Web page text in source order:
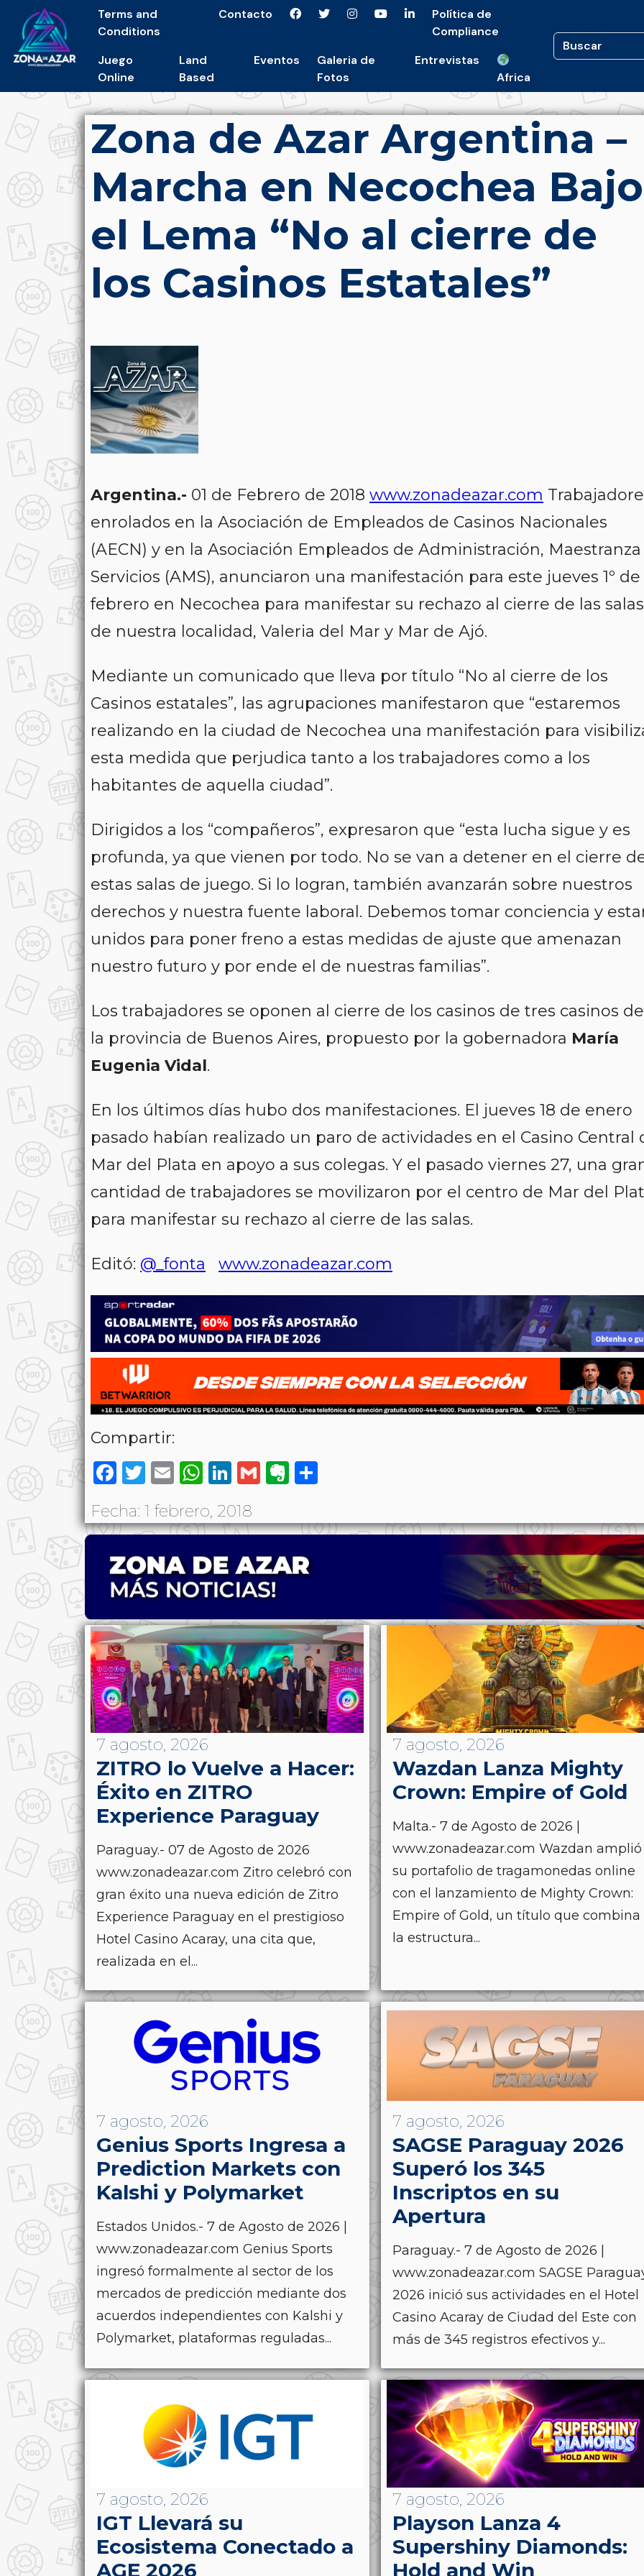
Terms and
Conditions
Contacto
Política de
Compliance
Juego
Online
Land
Based
Eventos
Galeria de
Fotos
Entrevistas
Africa
Zona de Azar Argentina –
Marcha en Necochea Bajo
el Lema “No al cierre de
los Casinos Estatales”
Argentina.- 01 de Febrero de 2018 www.zonadeazar.com
enrolados en la Asociación de Empleados de Casinos Nacionales
(AECN) y en la Asociación Empleados de Administración, Maestranza
Servicios (AMS), anunciaron una manifestación para este jueves 1º de
febrero en Necochea para manifestar su rechazo al cierre de las salas
de nuestra localidad, Valeria del Mar y Mar de Ajó.
Mediante un comunicado que lleva por título “No al cierre de los
Casinos estatales”, las agrupaciones manifestaron que “estaremos
realizando en la ciudad de Necochea una manifestación para
esta medida que perjudica tanto a los trabajadores como a los
habitantes de aquella ciudad”.
Dirigidos a los “compañeros”, expresaron que “esta lucha sigue y es
profunda, ya que vienen por todo. No se van a detener en el cierre
estas salas de juego. Si lo logran, también avanzarán sobre nuestros
derechos y nuestra fuente laboral. Debemos tomar conciencia y
unidos para poner freno a estas medidas de ajuste que amenazan
nuestro futuro y por ende el de nuestras familias”.
Los trabajadores se oponen al cierre de los casinos de tres casinos de
la provincia de Buenos Aires, propuesto por la gobernadora María
Eugenia Vidal.
En los últimos días hubo dos manifestaciones. El jueves 18 de enero
pasado habían realizado un paro de actividades en el Casino Central
Mar del Plata en apoyo a sus colegas. Y el pasado viernes 27, una
cantidad de trabajadores se movilizaron por el centro de Mar del
para manifestar su rechazo al cierre de las salas.
Editó: @_fonta www.zonadeazar.com
Compartir:
Facebook
Twitter
EmailWhatsApp
LinkedIn
GmailEvernote
Fecha: 1 febrero, 2018
7 agosto, 2026
ZITRO lo Vuelve a Hacer:
Éxito en ZITRO
Experience Paraguay
Paraguay.- 07 de Agosto de 2026
www.zonadeazar.com Zitro celebró con
gran éxito una nueva edición de Zitro
Experience Paraguay en el prestigioso
Hotel Casino Acaray, una cita que,
realizada en el...
7 agosto, 2026
Wazdan Lanza Mighty
Crown: Empire of Gold
Malta.- 7 de Agosto de 2026 |
www.zonadeazar.com Wazdan amplió
su portafolio de tragamonedas online
con el lanzamiento de Mighty Crown:
Empire of Gold, un título que combina
la estructura...
7 agosto, 2026
Genius Sports Ingresa a
Prediction Markets con
Kalshi y Polymarket
Estados Unidos.- 7 de Agosto de 2026 |
www.zonadeazar.com Genius Sports
ingresó formalmente al sector de los
mercados de predicción mediante dos
acuerdos independientes con Kalshi y
Polymarket, plataformas reguladas...
7 agosto, 2026
SAGSE Paraguay 2026
Superó los 345
Inscriptos en su
Apertura
Paraguay.- 7 de Agosto de 2026 |
www.zonadeazar.com SAGSE
2026 inició sus actividades en el Hotel
Casino Acaray de Ciudad del Este con
más de 345 registros efectivos y...
7 agosto, 2026
IGT Llevará su
Ecosistema Conectado a
AGE 2026
7 agosto, 2026
Playson Lanza 4
Supershiny Diamonds:
Hold and Win